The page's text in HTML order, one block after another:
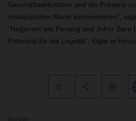
Geschäftsaktivitäten und die Präsenz
malaysischen Markt konzentrieren",
"Regionen wie Penang und Johor Baru
Potenzial für die Logistik", fügte er hinzu.
Kontakt